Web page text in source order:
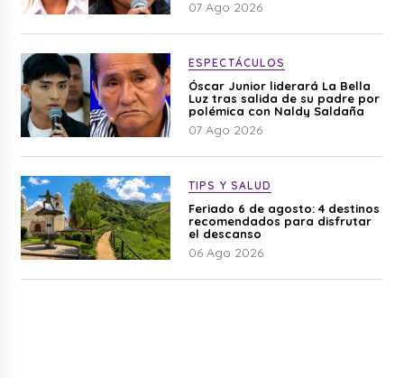
07 Ago 2026
ESPECTÁCULOS
Óscar Junior liderará La Bella
Luz tras salida de su padre por
polémica con Naldy Saldaña
07 Ago 2026
TIPS Y SALUD
Feriado 6 de agosto: 4 destinos
recomendados para disfrutar
el descanso
06 Ago 2026